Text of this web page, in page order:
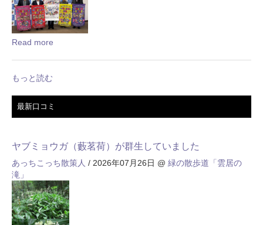
Read more
もっと読む
最新口コミ
ヤブミョウガ（藪茗荷）が群生していました
あっちこっち散策人 / 2026年07月26日 @ 緑の散歩道「雲居の
滝」